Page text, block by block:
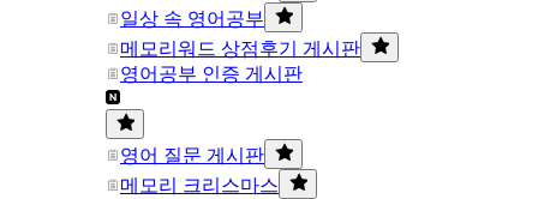
일상 속 영어공부
메모리워드 상점후기 게시판
영어공부 인증 게시판
영어 질문 게시판
메모리 크리스마스